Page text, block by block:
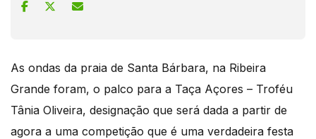
As ondas da praia de Santa Bárbara, na Ribeira
Grande foram, o palco para a Taça Açores – Troféu
Tânia Oliveira, designação que será dada a partir de
agora a uma competição que é uma verdadeira festa